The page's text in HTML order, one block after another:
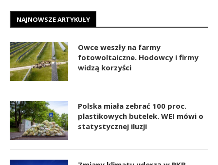
NAJNOWSZE ARTYKUŁY
Owce weszły na farmy
fotowoltaiczne. Hodowcy i firmy
widzą korzyści
Polska miała zebrać 100 proc.
plastikowych butelek. WEI mówi o
statystycznej iluzji